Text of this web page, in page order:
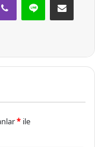
* ile